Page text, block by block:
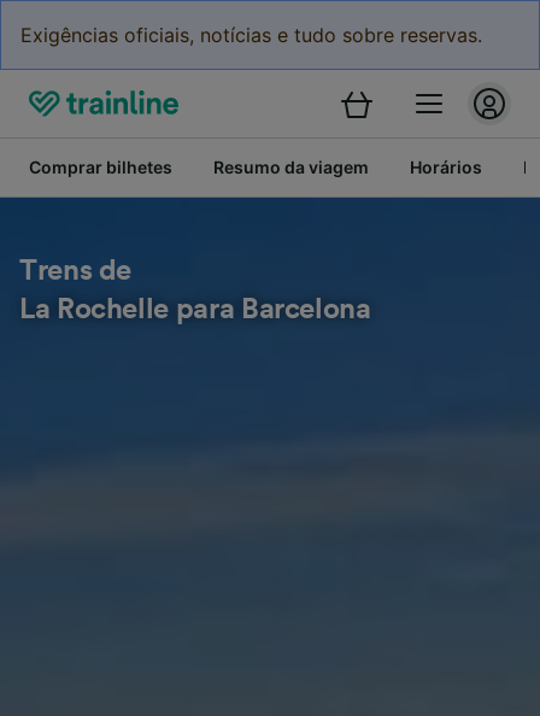
Exigências oficiais, notícias e tudo sobre reservas.
Comprar bilhetes Resumo da viagem Horários
Trens de
La Rochelle para Barcelona